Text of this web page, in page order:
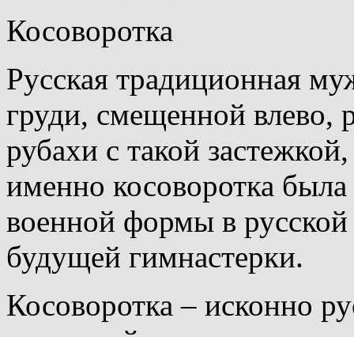
Косоворотка
Русская традиционная
груди, смещенной влево,
рубахи с такой
именно косоворотка
военной формы в
будущей гимнастерки.
Косоворотка – исконно